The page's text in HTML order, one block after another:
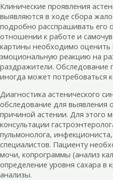
Клинические проявления
выявляются в ходе сбора
подробно расспрашивать его
отношении к работе и
картины необходимо оценить
эмоциональную реакцию на
раздражители. Обследование
иногда может потребоваться
Диагностика астенического
обследование для выявления
причиной астении. Для этого
консультации
пульмонолога,
специалистов. Пациенту
мочи, копрограммы (анализ
определение уровня сахара в
анализы.